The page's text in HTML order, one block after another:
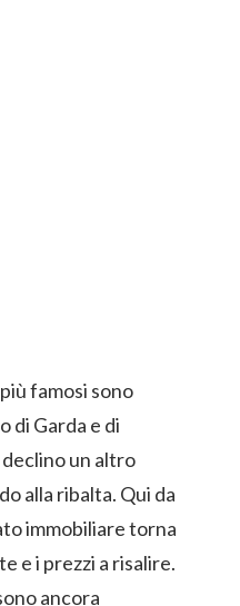
famosi sono
di Garda e di
un altro
alla ribalta. Qui da
immobiliare torna
e i prezzi a risalire.
ancora